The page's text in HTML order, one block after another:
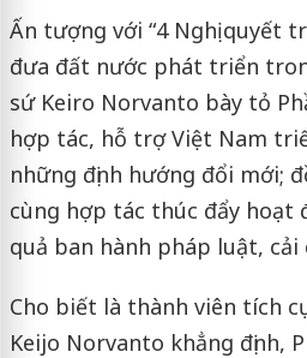
Ấn tượng với “4 Nghị quyết
đưa đất nước phát triển
sứ Keiro Norvanto bày tỏ
hợp tác, hỗ trợ Việt Nam
những định hướng đổi mới;
cùng hợp tác thúc đẩy hoạt
quả ban hành pháp luật,
Cho biết là thành viên tích
Keijo Norvanto khẳng định,